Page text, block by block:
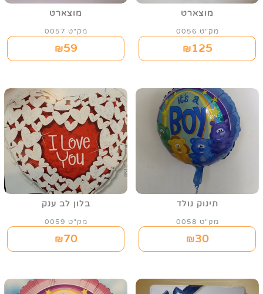
מוצארט
מק"ט 0056
₪125
מוצארט
מק"ט 0057
₪59
תינוק נולד
מק"ט 0058
₪30
בלון לב ענק
מק"ט 0059
₪70